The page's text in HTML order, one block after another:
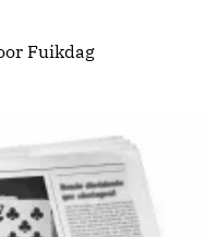
Fuikdag